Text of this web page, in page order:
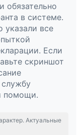
обязательно
в системе.
указали все
Если
скриншот
службу
помощи.
Актуальные